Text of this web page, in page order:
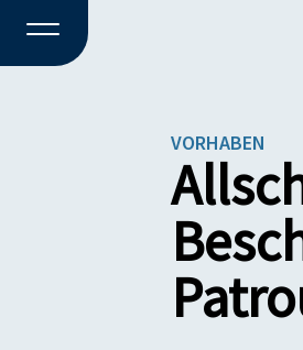
VORHABEN